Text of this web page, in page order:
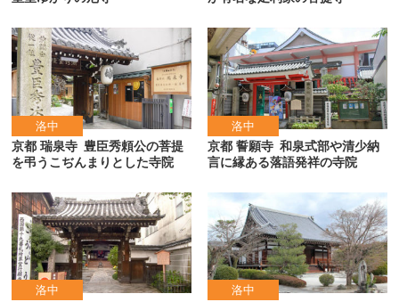
洛中
京都 瑞泉寺 豊臣秀頼公の菩提
を弔うこぢんまりとした寺院
洛中
京都 誓願寺 和泉式部や清少納
言に縁ある落語発祥の寺院
洛中 洛中